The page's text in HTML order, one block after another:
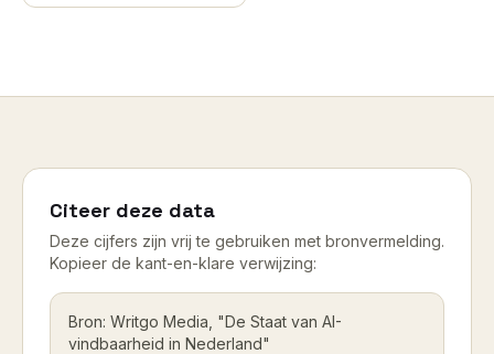
Citeer deze data
Deze cijfers zijn vrij te gebruiken met bronvermelding.
Kopieer de kant-en-klare verwijzing:
Bron: Writgo Media, "De Staat van AI-
vindbaarheid in Nederland"